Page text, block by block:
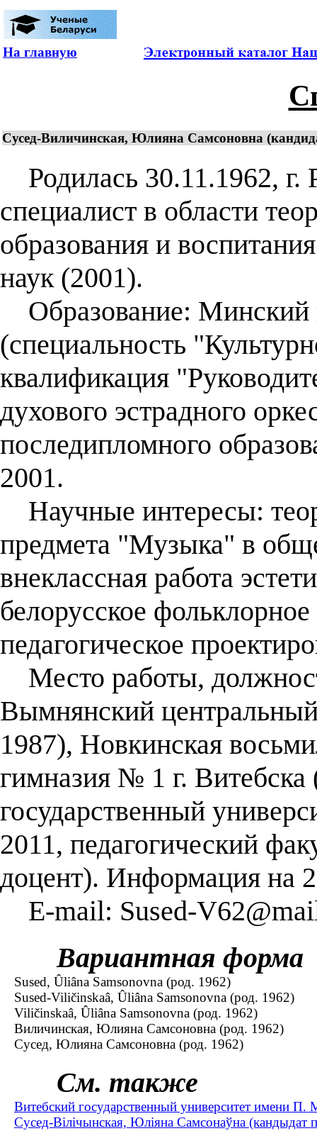
На главную
Сусед-Виличинская, Юлияна Самсоновна
Родилась 30.11.1962, г.
специалист в области
образования и
наук (2001).
Образование: Минский
(специальность
квалификация
духового эстрадного
последипломного
2001.
Научные интересы:
предмета "Музыка" в
внеклассная работа
белорусское
педагогическое
Место работы,
Вымнянский
1987), Новкинская
гимназия № 1 г.
государственный
2011, педагогический
доцент). Информация на
E-mail: Sused-
Вариантная форма
Sused, Ûliâna Samsonovna (род. 1962)
Sused-Viličinskaâ, Ûliâna Samsonovna (род. 1962)
Viličinskaâ, Ûliâna Samsonovna (род. 1962)
Виличинская, Юлияна Самсоновна (род. 1962)
Сусед, Юлияна Самсоновна (род. 1962)
См. также
Витебский государственный университет имени
Сусед-Вілічынская, Юліяна Самсонаўна (кандыдат